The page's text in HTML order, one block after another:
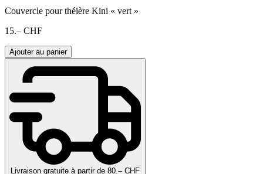
Couvercle pour théière Kini « vert »
15.– CHF
Ajouter au panier
Livraison gratuite à partir de 80.– CHF